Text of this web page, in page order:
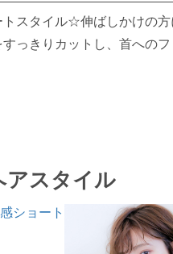
トスタイル☆伸ばしかけの方
すっきりカットし、首への
アスタイル